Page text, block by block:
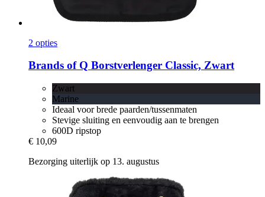
2 opties
Brands of Q Borstverlenger Classic, Zwart
Zwart
Marine
Ideaal voor brede paarden/tussenmaten
Stevige sluiting en eenvoudig aan te brengen
600D ripstop
€ 10,09
Bezorging uiterlijk op 13. augustus